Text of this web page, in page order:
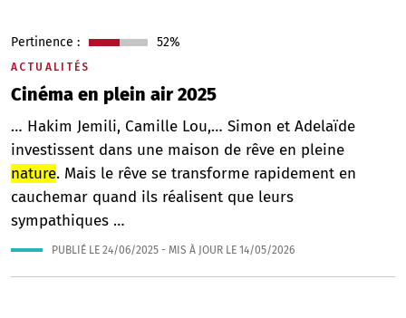
ACTUALITÉS
Cinéma en plein air 2025
Pertinence : 52%
… Hakim Jemili, Camille Lou,… Simon et Adelaïde
investissent dans une maison de rêve en pleine
nature. Mais le rêve se transforme rapidement en
cauchemar quand ils réalisent que leurs
sympathiques …
PUBLIÉ LE 24/06/2025 - MIS À JOUR LE 14/05/2026